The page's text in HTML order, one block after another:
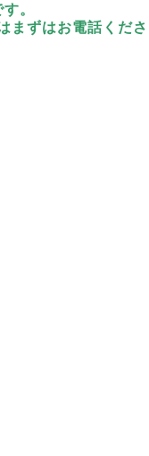
。
まずはお電話くだ